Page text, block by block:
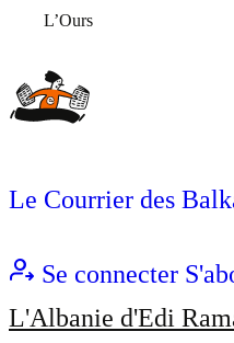
L’Ours
Le Courrier des
Se connecter
L'Albanie d'Edi